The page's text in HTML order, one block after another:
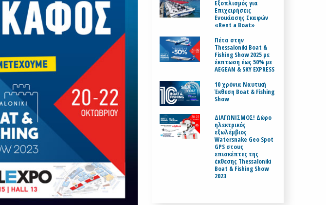
Εξοπλισμός για
Επιχειρήσεις
Ενοικίασης Σκαφών
«Rent a Boat»
Πέτα στην
Thessaloniki Boat &
Fishing Show 2025 με
έκπτωση έως 50% με
AEGEAN & SKY EXPRESS
10 χρόνια Ναυτική
Έκθεση Boat & Fishing
Show
ΔΙΑΓΩΝΙΣΜΟΣ! Δώρο
ηλεκτρικός
εξωλέμβιος
Watersnake Geo Spot
GPS στους
επισκέπτες της
έκθεσης Thessaloniki
Boat & Fishing Show
2023